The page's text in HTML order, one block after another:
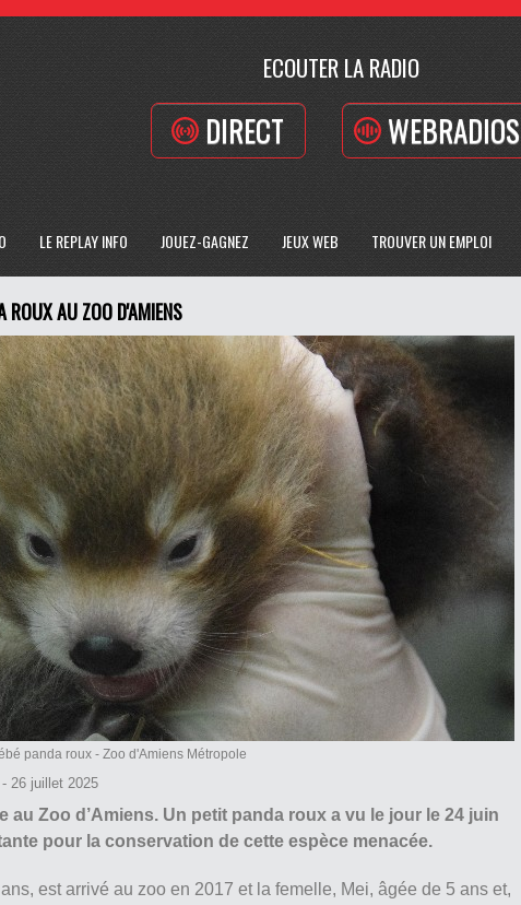
ECOUTER LA RADIO
DIRECT WEBRADIOS
LE REPLAY INFO JOUEZ-GAGNEZ JEUX WEB TROUVER UN EMPLOI
ROUX AU ZOO D'AMIENS
panda roux - Zoo d'Amiens Métropole
26 juillet 2025
au Zoo d’Amiens. Un petit panda roux a vu le jour le 24 juin
pour la conservation de cette espèce menacée.
est arrivé au zoo en 2017 et la femelle, Mei, âgée de 5 ans et,